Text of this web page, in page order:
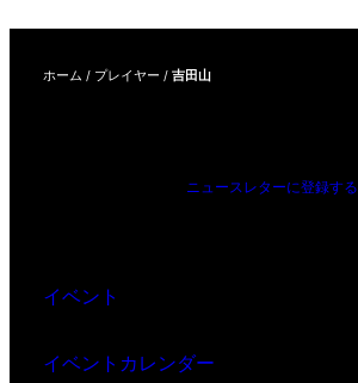
ホーム / プレイヤー / 吉田山
ニュースレターに登録する
イベント
イベントカレンダー